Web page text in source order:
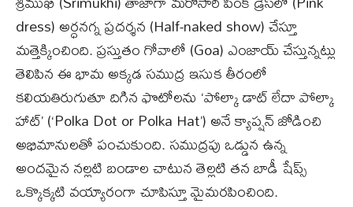
dress) అర్ధనగ్న ప్రదర్శన (Half-naked show) చేస్తూ
మత్తెక్కించింది. ప్రస్తుతం గోవాలో (Goa) ఎంజాయ్ చేస్తున్నట్లు
తెలిపిన ఈ భామ అక్కడ సముద్ర ఇసుక తీరంలో
కలియతిరుగుతూ దిగిన ఫొటోలను ‘పోల్కా డాట్ లేదా పోల్కా
హాట్’ (‘Polka Dot or Polka Hat’) అనే క్యాప్షన్ జోడించి
అభిమానులతో పంచుకుంది. సముద్రపు ఒడ్డున ఉన్న
అందమైన నల్లటి బండాల చాటున తెల్లటి తన బాడీ షేప్స్
ఒక్కొక్కటి వయ్యారంగా చూపిస్తూ మైమరపించింది.